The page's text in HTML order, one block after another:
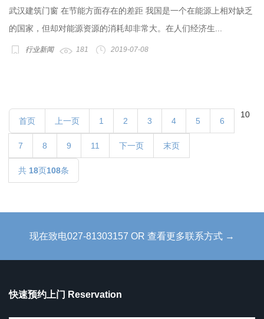
武汉建筑门窗 在节能方面存在的差距 我国是一个在能源上相对缺乏
的国家，但却对能源资源的消耗却非常大。在人们经济生...
行业新闻 181 2019-07-08
首页 上一页 1 2 3 4 5 6
7 8 9
10
11 下一页 末页
共 18页108条
现在致电027-81303157 OR 查看更多联系方式 →
快速预约上门 Reservation